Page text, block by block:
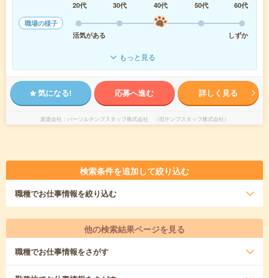
20代
30代 40代 50代
60代
職場の様子
活気がある
しずか
もっと見る
気になる! 応募へ進む 詳しく見る
派遣会社 パーソルテンプスタッフ株式会社 （旧テンプスタッフ株式会社）
検索条件を追加して絞り込む
職種でお仕事情報を絞り込む
他の検索結果ページを見る
職種でお仕事情報をさがす